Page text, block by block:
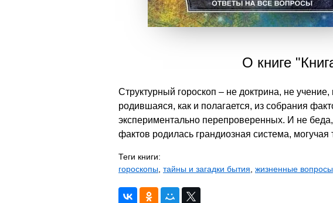
О книге
Структурный гороскоп – не доктрина, не
родившаяся, как и полагается, из собрания
экспериментально перепроверенных. И не
фактов родилась грандиозная система,
Теги книги:
гороскопы тайны и загадки бытия жизненные вопросы